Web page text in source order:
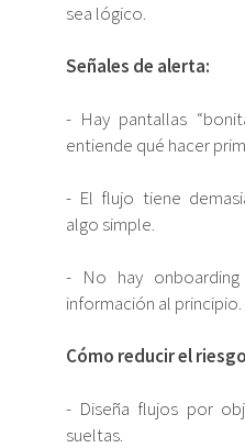
sea lógico.
Señales de alerta:
- Hay pantallas
entiende qué hacer
- El flujo tiene
algo simple.
- No hay
información al principio.
Cómo reducir el
- Diseña flujos por
sueltas.